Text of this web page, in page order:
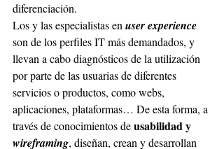
diferenciación.
Los y las especialistas en user experience
son de los perfiles IT más demandados, y
llevan a cabo diagnósticos de la utilización
por parte de las usuarias de diferentes
servicios o productos, como webs,
aplicaciones, plataformas… De esta forma, a
través de conocimientos de usabilidad y
wireframing, diseñan, crean y desarrollan